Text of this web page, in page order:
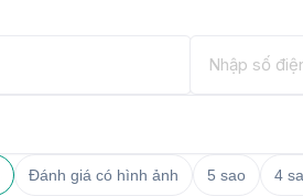
Đánh giá có hình ảnh 5 sao 4